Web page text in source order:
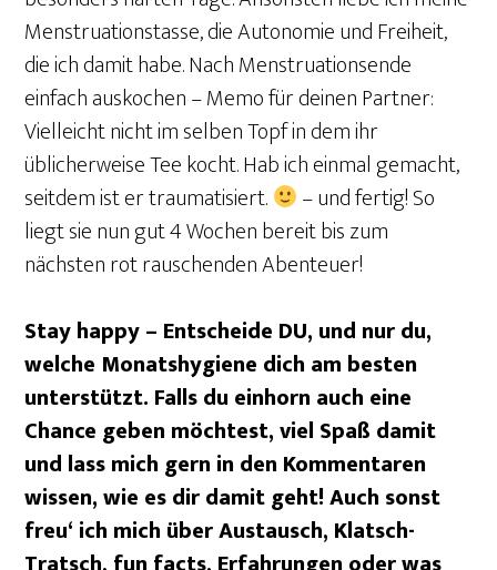
Menstruationstasse, die Autonomie und Freiheit,
die ich damit habe. Nach Menstruationsende
einfach auskochen – Memo für deinen Partner:
Vielleicht nicht im selben Topf in dem ihr
üblicherweise Tee kocht. Hab ich einmal gemacht,
seitdem ist er traumatisiert.
– und fertig! So
liegt sie nun gut 4 Wochen bereit bis zum
nächsten rot rauschenden Abenteuer!
Stay happy – Entscheide DU, und nur du,
welche Monatshygiene dich am besten
unterstützt. Falls du einhorn auch eine
Chance geben möchtest, viel Spaß damit
und lass mich gern in den Kommentaren
wissen, wie es dir damit geht! Auch sonst
freu‘ ich mich über Austausch, Klatsch-